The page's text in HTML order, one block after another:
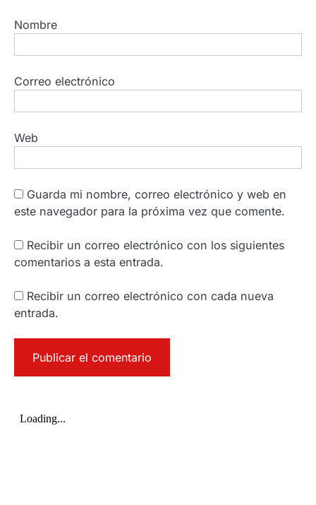
Nombre
Correo electrónico
Web
Guarda mi nombre, correo electrónico y web en
este navegador para la próxima vez que comente.
Recibir un correo electrónico con los siguientes
comentarios a esta entrada.
Recibir un correo electrónico con cada nueva
entrada.